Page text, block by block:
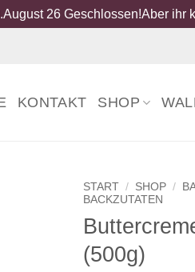
26 Geschlossen!Aber
KONTAKT SHOP
START / SHOP /
BACKZUTATEN
(500g)